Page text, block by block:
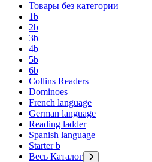
Товары без категории
1b
2b
3b
4b
5b
6b
Collins Readers
Dominoes
French language
German language
Reading ladder
Spanish language
Starter b
Весь Каталог